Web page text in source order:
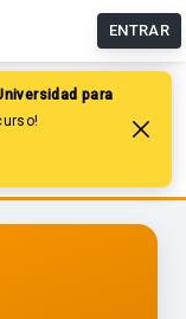
ENTRAR
para
y Cartabón